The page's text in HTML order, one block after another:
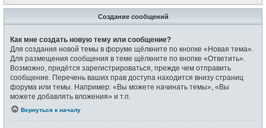
Создание сообщений
Как мне создать новую тему или сообщение?
Для создания новой темы в форуме щёлкните по кнопке «Новая тема».
Для размещения сообщения в теме щёлкните по кнопке «Ответить».
Возможно, придётся зарегистрироваться, прежде чем отправить
сообщение. Перечень ваших прав доступа находится внизу страниц
форума или темы. Например: «Вы можете начинать темы», «Вы
можете добавлять вложения» и т.п.
Вернуться к началу